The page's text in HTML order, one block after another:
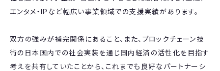
エンタメ・IPなど幅広い事業領域での支援実績があります。
双方の強みが補完関係にあること、また、ブロックチェーン技
術の日本国内での社会実装を通じ国内経済の活性化を目指す
考えを共有していたことから、これまでも良好なパートナーシ